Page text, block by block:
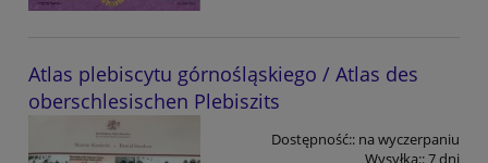
Atlas plebiscytu górnośląskiego / Atlas des
oberschlesischen Plebiszits
Dostępność:: na wyczerpaniu
Wysyłka::7 dni